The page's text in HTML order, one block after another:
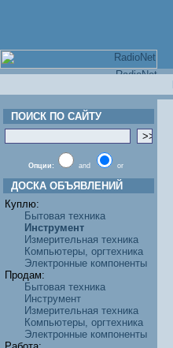
ПОИСК ПО САЙТУ
Опции: and or
ДОСКА ОБЪЯВЛЕНИЙ
Куплю:
Бытовая техника
Инструмент
Измерительная техника
Компьютеры, оргтехника
Электронные компоненты
Продам:
Бытовая техника
Инструмент
Измерительная техника
Компьютеры, оргтехника
Электронные компоненты